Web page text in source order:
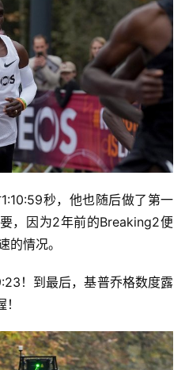
秒，他也随后做了第一
，因为2年前的Breaking2便
的情况。
！到最后，基普乔格数度露
！